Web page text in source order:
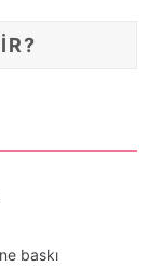
baskı